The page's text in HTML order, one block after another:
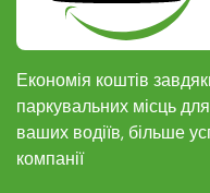
Економія коштів
паркувальних місць
ваших водіїв, більше
компанії